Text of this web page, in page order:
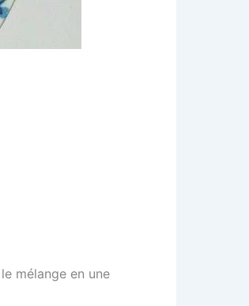
mélange en une